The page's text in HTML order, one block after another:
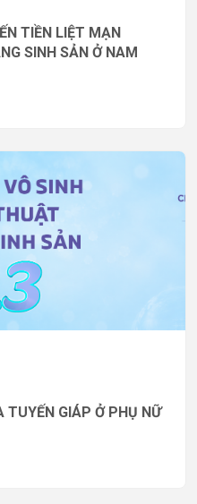
TIỀN LIỆT MẠN
SINH SẢN Ở NAM
TUYẾN GIÁP Ở PHỤ NỮ